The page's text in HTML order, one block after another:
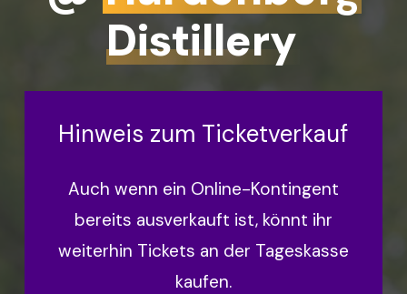
Distillery
Hinweis zum Ticketverkauf
Auch wenn ein Online-Kontingent
bereits ausverkauft ist, könnt ihr
weiterhin Tickets an der Tageskasse
kaufen.